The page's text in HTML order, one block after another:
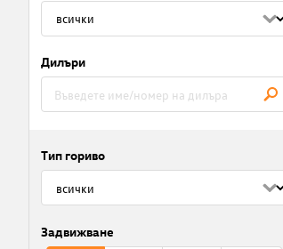
Дилъри
Тип гориво
Задвижване